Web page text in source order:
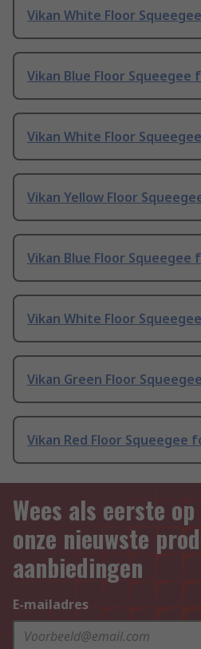
Vikan White Floor
Vikan Blue Floor Squeegee
Vikan White Floor
Vikan Yellow Floor
Vikan Blue Floor Squeegee
Vikan White Floor
Vikan Green Floor
Vikan Red Floor Squeegee
Wees als eerste
onze nieuwste
aanbiedingen
E-mailadres